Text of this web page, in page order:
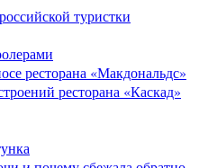
туристки
ресторана «Макдональдс»
ресторана «Каскад»